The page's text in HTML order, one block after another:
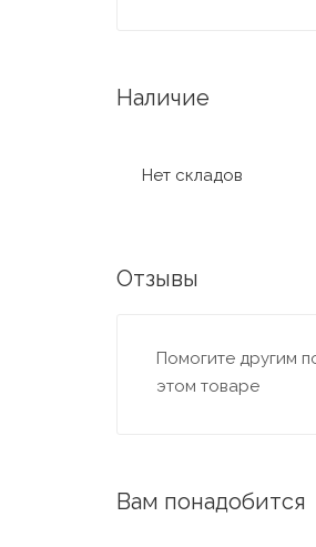
Наличие
Нет складов
Отзывы
Помогите другим
этом товаре
Вам понадобится